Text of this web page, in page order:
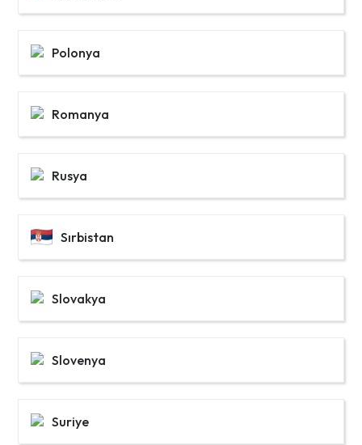
Polonya
Romanya
Rusya
Sırbistan
Slovakya
Slovenya
Suriye